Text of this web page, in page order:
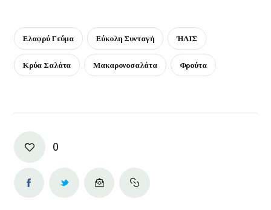
Ελαφρύ Γεύμα Εύκολη Συνταγή ΉΛΙΣ
Κρύα Σαλάτα Μακαρονοσαλάτα Φρούτα
0